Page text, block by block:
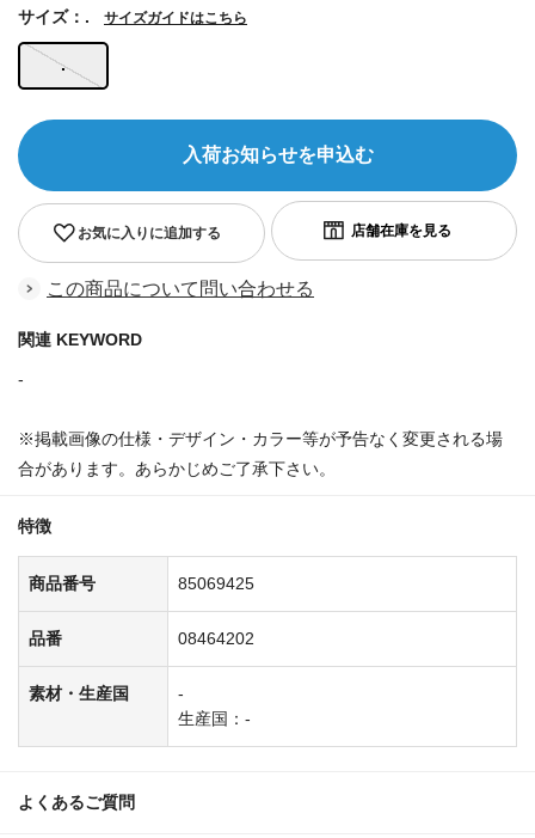
.
サイズ：. サイズガイドはこちら
お気に入りに追加する
入荷お知らせを申込む
この商品について問い合わせる
関連 KEYWORD
-
※掲載画像の仕様・デザイン・カラー等が予告なく変更される場
合があります。あらかじめご了承下さい。
特徴
商品番号 85069425
品番 08464202
素材・生産国
-
生産国：-
よくあるご質問